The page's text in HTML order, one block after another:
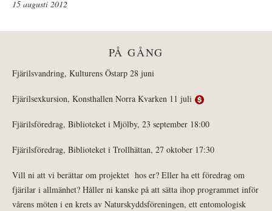
15 augusti 2012
PÅ GÅNG
Fjärilsvandring, Kulturens Östarp 28 juni
Fjärilsexkursion, Konsthallen Norra Kvarken 11 juli
Fjärilsföredrag, Biblioteket i Mjölby, 23 september 18:00
Fjärilsföredrag, Biblioteket i Trollhättan, 27 oktober 17:30
Vill ni att vi berättar om projektet hos er? Eller ha ett föredrag om
fjärilar i allmänhet? Håller ni kanske på att sätta ihop programmet inför
vårens möten i en krets av Naturskyddsföreningen, ett entomologisk